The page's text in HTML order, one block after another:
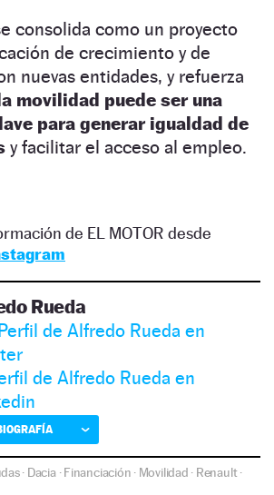
consolida como un proyecto
de crecimiento y de
nuevas entidades, y refuerza
la movilidad puede ser una
para generar igualdad de
y facilitar el acceso al empleo.
de EL MOTOR desde
Rueda
Perfil de Alfredo Rueda en
de Alfredo Rueda en
· Dacia·Financiación · Movilidad · Renault·